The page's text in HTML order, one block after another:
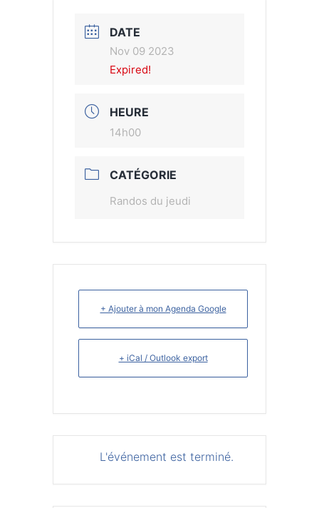
DATE
Nov 09 2023
Expired!
HEURE
14h00
CATÉGORIE
Randos du jeudi
+ Ajouter à mon Agenda Google
+ iCal / Outlook export
L'événement est terminé.